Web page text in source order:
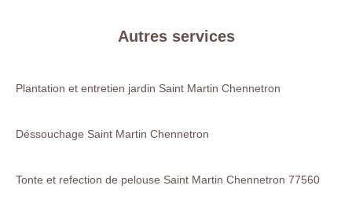
Autres services
Plantation et entretien jardin Saint Martin Chennetron
Déssouchage Saint Martin Chennetron
Tonte et refection de pelouse Saint Martin Chennetron 77560